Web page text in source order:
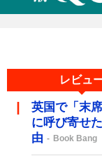
レビュ
英国で「末
に呼び寄せ
由
Book Bang